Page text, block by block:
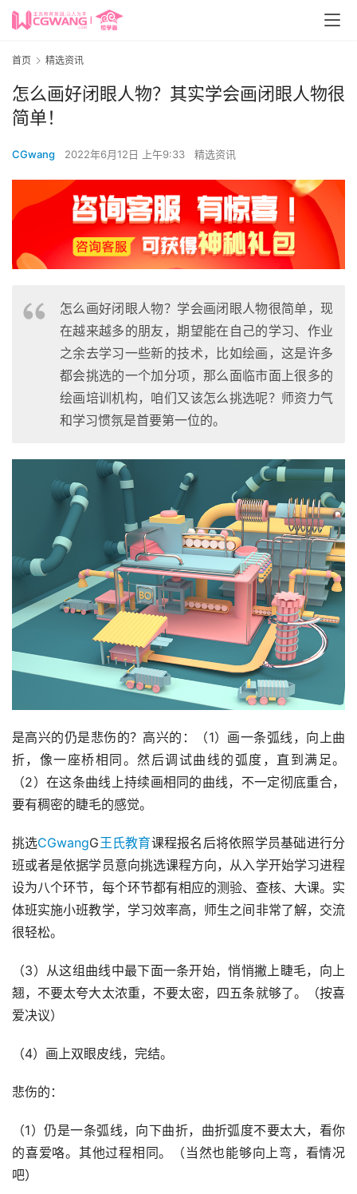
首页 精选资讯
怎么画好闭眼人物？其实学会画闭眼人物很
简单！
CGwang 2022年6月12日 上午9:33 精选资讯
怎么画好闭眼人物？学会画闭眼人物很简单，现
在越来越多的朋友，期望能在自己的学习、作业
之余去学习一些新的技术，比如绘画，这是许多
都会挑选的一个加分项，那么面临市面上很多的
绘画培训机构，咱们又该怎么挑选呢？师资力气
和学习惯氛是首要第一位的。
是高兴的仍是悲伤的？高兴的：（1）画一条弧线，向上曲
折，像一座桥相同。然后调试曲线的弧度，直到满足。
（2）在这条曲线上持续画相同的曲线，不一定彻底重合，
要有稠密的睫毛的感觉。
挑选CGwangG王氏教育课程报名后将依照学员基础进行分
班或者是依据学员意向挑选课程方向，从入学开始学习进程
设为八个环节，每个环节都有相应的测验、查核、大课。实
体班实施小班教学，学习效率高，师生之间非常了解，交流
很轻松。
（3）从这组曲线中最下面一条开始，悄悄撇上睫毛，向上
翘，不要太夸大太浓重，不要太密，四五条就够了。（按喜
爱决议）
（4）画上双眼皮线，完结。
悲伤的：
（1）仍是一条弧线，向下曲折，曲折弧度不要太大，看你
的喜爱咯。其他过程相同。（当然也能够向上弯，看情况
吧）